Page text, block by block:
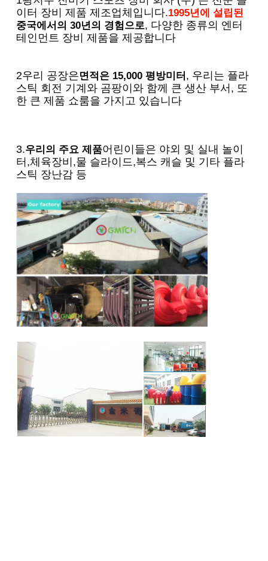
이터 장비 제품 제조업체입니다.1995년에 설립된
중국에서의 30년의 경험으로, 다양한 종류의 엔터
테인먼트 장비 제품을 제공합니다
2우리 공장은면적은 15,000 평방미터 , 우리는 플라
스틱 회전 기계와 곰팡이와 함께 큰 생산 부서, 또
한 큰 제품 쇼룸을 가지고 있습니다
3.우리의 주요 제품어린이들은 야외 및 실내 놀이
터,체육장비,물 슬라이드,복스 캐슬 및 기타 플라
스틱 장난감 등